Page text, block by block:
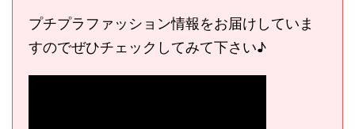
プチプラファッション情報をお届けしていま
すのでぜひチェックしてみて下さい♪